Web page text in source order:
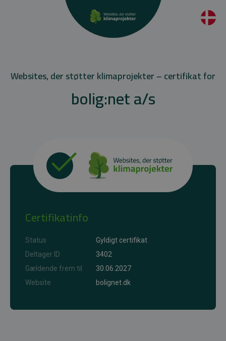
Websites, der støtter klimaprojekter – certifikat for
bolig:net a/s
Certifikatinfo
Status
Gyldigt certifikat
Deltager ID
3402
Gældende frem til
30.06.2027
Website
bolignet.dk